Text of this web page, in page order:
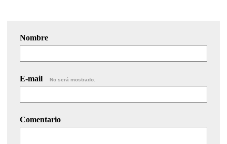
Nombre
E-mail No será mostrado.
Comentario